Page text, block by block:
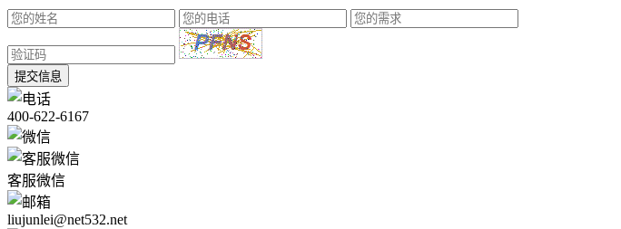
提交信息
400-622-6167
客服微信
liujunlei@net532.net